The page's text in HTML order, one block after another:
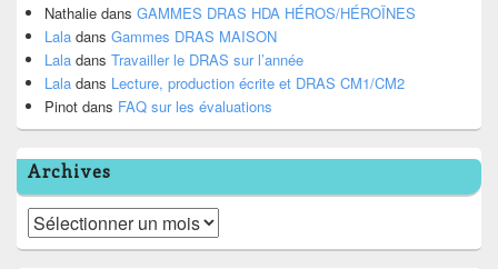
Nathalie dans GAMMES DRAS HDA HÉROS/HÉROÏNES
Lala dans Gammes DRAS MAISON
Lala dans Travailler le DRAS sur l’année
Lala dans Lecture, production écrite et DRAS CM1/CM2
Pinot dans FAQ sur les évaluations
Archives
Archives